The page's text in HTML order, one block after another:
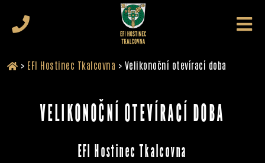
> EFI Hostinec Tkalcovna > Velikonoční otevírací doba
VELIKONOČNÍ OTEVÍRACÍ DOBA
EFI Hostinec Tkalcovna